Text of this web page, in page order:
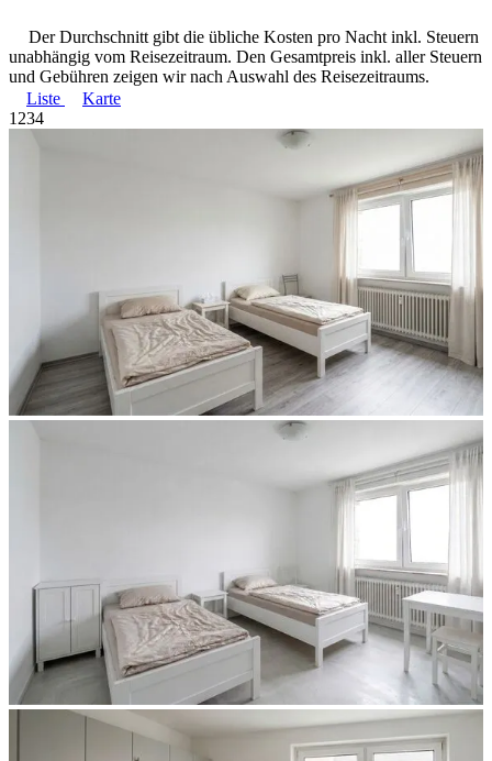
Der Durchschnitt gibt die übliche Kosten pro Nacht inkl. Steuern
unabhängig vom Reisezeitraum. Den Gesamtpreis inkl. aller Steuern
und Gebühren zeigen wir nach Auswahl des Reisezeitraums.
Liste
Karte
1 234